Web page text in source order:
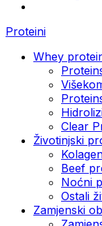
Proteini
Whey
Clear
Životinjski
Beef
Noćni
Ostali
Zamjenski